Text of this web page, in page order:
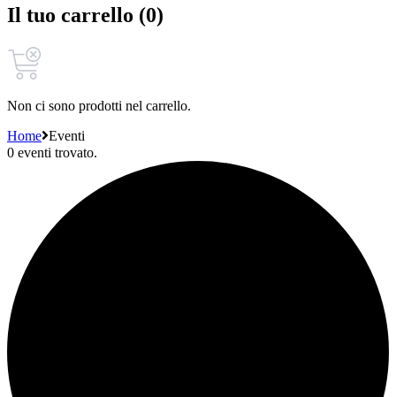
Il tuo carrello (0)
Non ci sono prodotti nel carrello.
Home Eventi
0 eventi trovato.